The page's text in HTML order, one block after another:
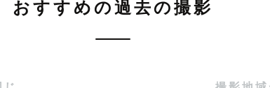
おすすめの過去の撮影